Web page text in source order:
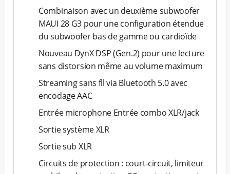
Combinaison avec un deuxième subwoofer
MAUI 28 G3 pour une configuration étendue
du subwoofer bas de gamme ou cardioïde
Nouveau DynX DSP (Gen.2) pour une lecture
sans distorsion même au volume maximum
Streaming sans fil via Bluetooth 5.0 avec
encodage AAC
Entrée microphone Entrée combo XLR/jack
Sortie système XLR
Sortie sub XLR
Circuits de protection : court-circuit, limiteur